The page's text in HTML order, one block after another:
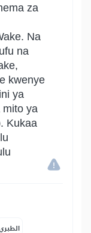
za
Na
na
kwenye
ya
mito ya
Kukaa